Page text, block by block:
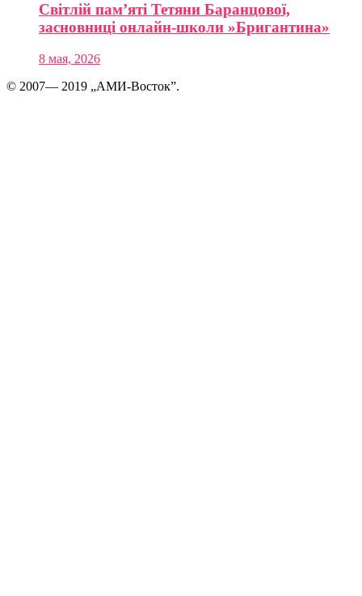
Світлій пам’яті Тетяни Баранцової,
засновниці онлайн-школи »Бригантина»
8 мая, 2026
© 2007— 2019 „АМИ-Восток”.